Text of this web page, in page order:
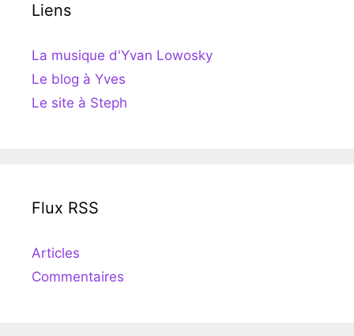
Liens
La musique d'Yvan Lowosky
Le blog à Yves
Le site à Steph
Flux RSS
Articles
Commentaires